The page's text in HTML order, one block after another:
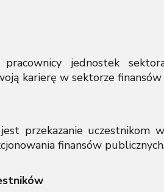
pracownicy jednostek
karierę w sektorze
przekazanie uczestnikom
finansów